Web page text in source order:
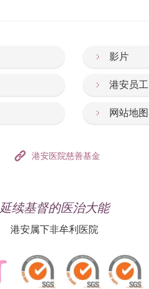
影片
港安员工
网站地图
港安医院慈善基金
延续基督的医治大能
港安属下非牟利医院